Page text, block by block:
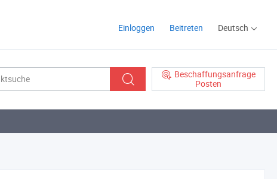
Einloggen Beitreten Deutsch
Beschaffungsanfrage
Posten